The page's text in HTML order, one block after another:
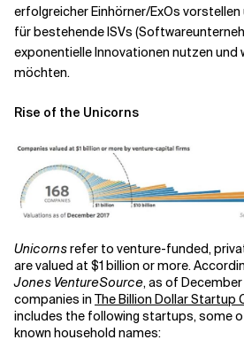
Verwandte Themen
erfolgreicher Einhörner/ExOs vorstellen
für bestehende ISVs
exponentielle Innovationen nutzen und
möchten.
Rise of the Unicorns
Unicornsrefer to venture-funded,
are valued at $1 billion or more.
Jones VentureSource, as of December
companies in The Billion Dollar Startup
includes the following startups, some
known household names: